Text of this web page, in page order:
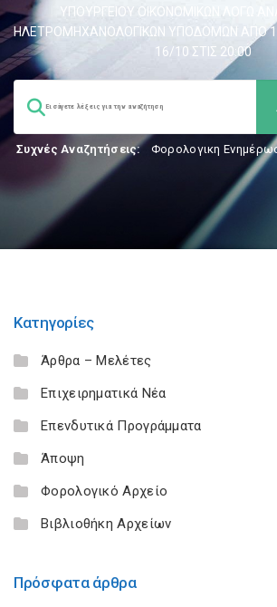
ΥΠΟΥΡΓΕΙΟΥ ΟΙΚΟΝΟΜΙΚΩΝ ΛΟΓΩ
ΗΛΕΤΡΟΜΗΧΑΝΟΛΟΓΙΚΩΝ ΥΠΟΔΟΜΩΝ ΑΠΟ
16/10 ΣΤΙΣ 20:00
Συχνές Αναζητήσεις: Φορολογικη
Κατηγορίες
Άρθρα – Μελέτες
Επιχειρηματικά Νέα
Επενδυτικά Προγράμματα
Άποψη
Φορολογικό Αρχείο
Βιβλιοθήκη Αρχείων
Πρόσφατα άρθρα